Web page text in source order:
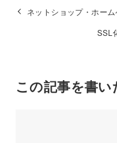
ネットショップ・ホー
SSL
この記事を書い